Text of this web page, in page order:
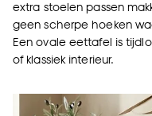
extra stoelen passen
geen scherpe hoeken
Een ovale eettafel is
of klassiek interieur.